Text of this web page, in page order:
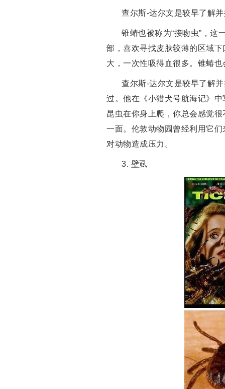
查尔斯-达尔文是较早了解
锥蝽也被称为“接吻虫”，这
部，喜欢寻找皮肤较薄的区域
大，一次性吸得血很多。锥蝽
查尔斯-达尔文是较早了解
过。他在《小猎犬号航海记》
昆虫在你身上爬，你总会感觉
一面。伦敦动物园曾经利用它
对动物造成压力。
3. 壁虱